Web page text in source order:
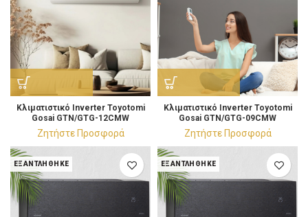
Κλιματιστικό Ιnverter Toyotomi
Gosai GTN/GTG-12CMW
Κλιματιστικό 12.000 BTU/h
Ζητήστε Προσφορά
Κλιματιστικό Ιnverter Toyotomi
Gosai GTN/GTG-09CMW
Κλιματιστικό 9.000 BTU/h
Ζητήστε Προσφορά
ΕΞΑΝΤΛΉΘΗΚΕ ΕΞΑΝΤΛΉΘΗΚΕ